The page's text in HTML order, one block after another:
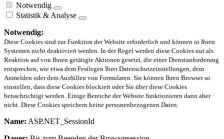
Notwendig
Statistik & Analyse
Notwendig:
Diese Cookies sind zur Funktion der Website erforderlich und können in Ihren
Systemen nicht deaktiviert werden. In der Regel werden diese Cookies nur als
Reaktion auf von Ihnen getätigte Aktionen gesetzt, die einer Dienstanforderung
entsprechen, wie etwa dem Festlegen Ihrer Datenschutzeinstellungen, dem
Anmelden oder dem Ausfüllen von Formularen. Sie können Ihren Browser so
einstellen, dass diese Cookies blockiert oder Sie über diese Cookies
benachrichtigt werden. Einige Bereiche der Website funktionieren dann aber
nicht. Diese Cookies speichern keine personenbezogenen Daten.
Name: ASP.NET_SessionId